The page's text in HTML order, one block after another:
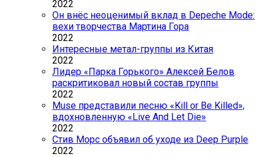
2022
Он внёс неоценимый вклад в Depeche Mode:
вехи творчества Мартина Гора
2022
Интересные метал-группы из Китая
2022
Лидер «Парка Горького» Алексей Белов
раскритиковал новый состав группы
2022
Muse представили песню «Kill or Be Killed»,
вдохновленную «Live And Let Die»
2022
Стив Морс объявил об уходе из Deep Purple
2022